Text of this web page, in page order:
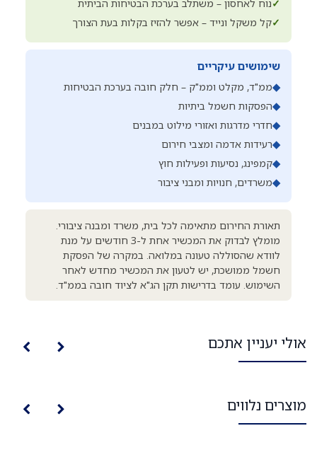
✓נוח לאחסון – משתלב בערכת הבטיחות הביתית
✓קל משקל ונייד – אפשר להזיז בקלות בעת הצורך
שימושים עיקריים
◆ממ"ד, מקלט וממ"ק – חלק חובה בערכת הבטיחות
◆הפסקות חשמל ביתיות
◆חדרי מדרגות ואזורי מילוט במבנים
◆רעידות אדמה ומצבי חירום
◆קמפינג, נסיעות ופעילות חוץ
◆משרדים, חנויות ומבני ציבור
תאורת החירום מתאימה לכל בית, משרד ומבנה ציבורי.
מומלץ לבדוק את המכשיר אחת ל-3 חודשים על מנת
לוודא שהסוללה טעונה במלואה. במקרה של הפסקת
חשמל ממושכת, יש לטעון את המכשיר מחדש לאחר
השימוש. עומד בדרישות תקן הג"א לציוד חובה בממ"ד.
אולי יעניין אתכם
מוצרים נלווים